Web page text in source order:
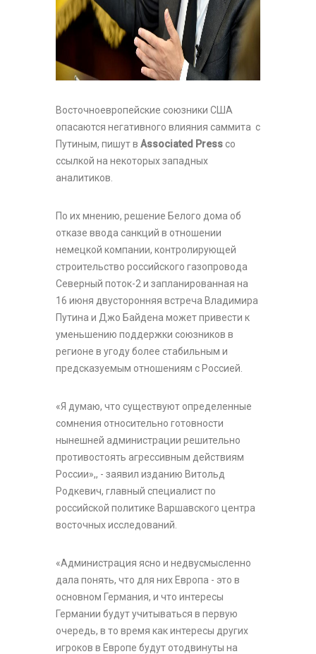
Восточноевропейские союзники США
опасаются негативного влияния саммита с
Путиным, пишут в Associated Press со
ссылкой на некоторых западных
аналитиков.
По их мнению, решение Белого дома об
отказе ввода санкций в отношении
немецкой компании, контролирующей
строительство российского газопровода
Северный поток-2 и запланированная на
16 июня двусторонняя встреча Владимира
Путина и Джо Байдена может привести к
уменьшению поддержки союзников в
регионе в угоду более стабильным и
предсказуемым отношениям с Россией.
«Я думаю, что существуют определенные
сомнения относительно готовности
нынешней администрации решительно
противостоять агрессивным действиям
России»,, - заявил изданию Витольд
Родкевич, главный специалист по
российской политике Варшавского центра
восточных исследований.
«Администрация ясно и недвусмысленно
дала понять, что для них Европа - это в
основном Германия, и что интересы
Германии будут учитываться в первую
очередь, в то время как интересы других
игроков в Европе будут отодвинуты на